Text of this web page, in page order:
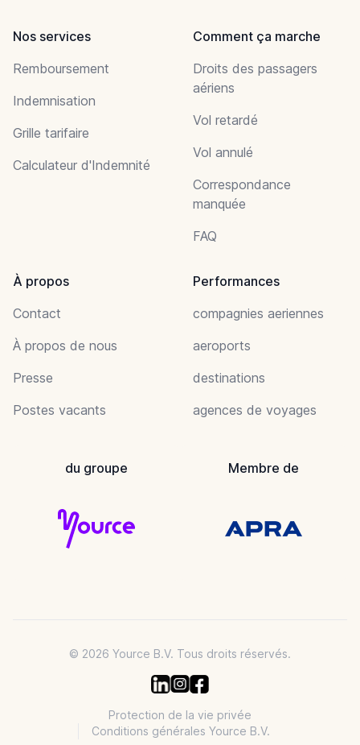
Nos services
Remboursement
Indemnisation
Grille tarifaire
Calculateur d'Indemnité
Comment ça marche
Droits des passagers
aériens
Vol retardé
Vol annulé
Correspondance
manquée
FAQ
À propos
Contact
À propos de nous
Presse
Postes vacants
Performances
compagnies aeriennes
aeroports
destinations
agences de voyages
du groupe Membre de
© 2026 Yource B.V. Tous droits réservés.
Protection de la vie privée
Conditions générales Yource B.V.